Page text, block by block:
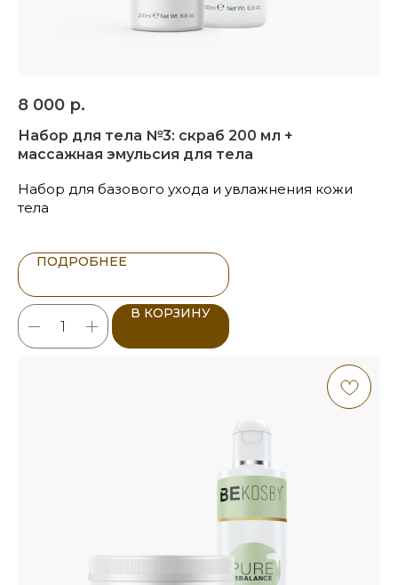
8 000 р.
Набор для тела №3: скраб 200 мл +
массажная эмульсия для тела
Набор для базового ухода и увлажнения кожи
тела
ПОДРОБНЕЕ
В КОРЗИНУ